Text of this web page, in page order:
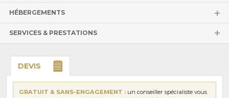
HÉBERGEMENTS
SERVICES & PRESTATIONS
DEVIS
GRATUIT & SANS-ENGAGEMENT : un conseiller spécialiste vous